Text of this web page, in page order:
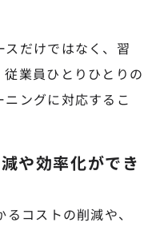
だけではなく、習
業員ひとりひとりの
ングに対応するこ
や効率化ができ
コストの削減や、